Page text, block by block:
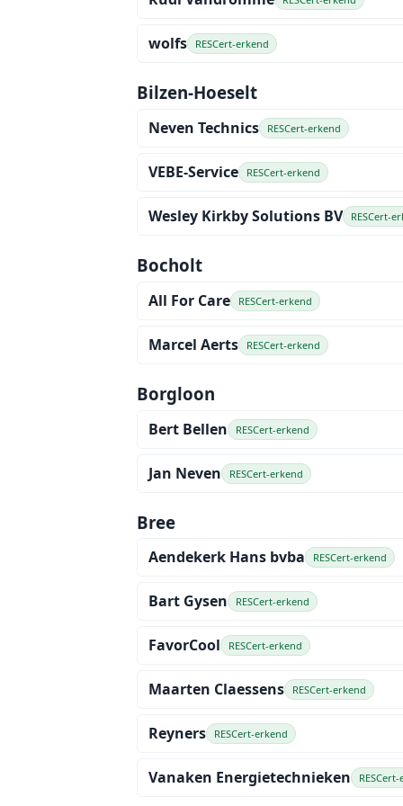
wolfs RESCert-erkend
Bilzen-Hoeselt
Neven Technics RESCert-erkend
VEBE-Service RESCert-erkend
Wesley Kirkby Solutions BV RESCert-
Bocholt
All For Care RESCert-erkend
Marcel Aerts RESCert-erkend
Borgloon
Bert Bellen RESCert-erkend
Jan Neven RESCert-erkend
Bree
Aendekerk Hans bvba RESCert-erkend
Bart Gysen RESCert-erkend
FavorCool RESCert-erkend
Maarten Claessens RESCert-erkend
Reyners RESCert-erkend
Vanaken Energietechnieken